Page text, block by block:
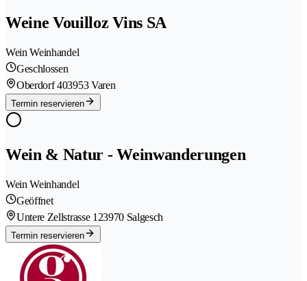
Weine Vouilloz Vins SA
Wein Weinhandel
Geschlossen
Oberdorf 403953 Varen
Termin reservieren
Wein & Natur - Weinwanderungen
Wein Weinhandel
Geöffnet
Untere Zellstrasse 123970 Salgesch
Termin reservieren